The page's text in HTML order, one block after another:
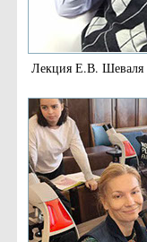
Лекция Е.В. Шеваля